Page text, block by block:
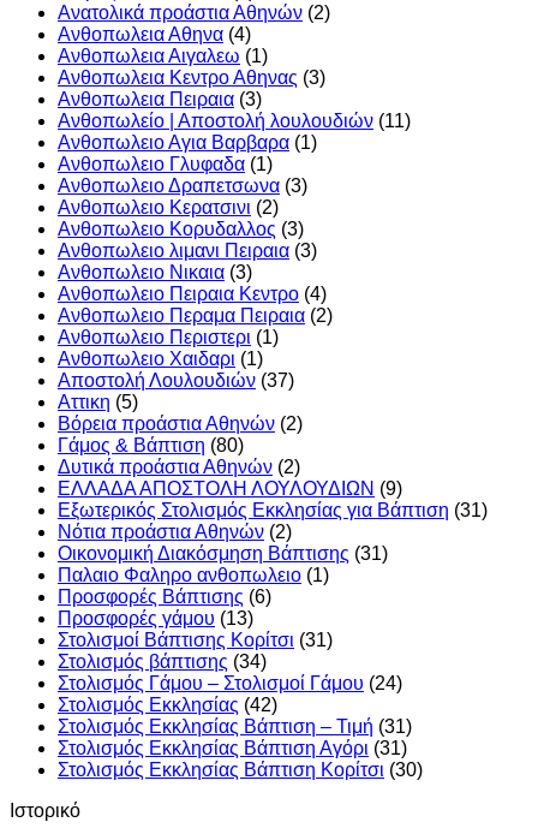
Ανατολικά προάστια Αθηνών (2)
Ανθοπωλεια Αθηνα (4)
Ανθοπωλεια Αιγαλεω (1)
Ανθοπωλεια Κεντρο Αθηνας (3)
Ανθοπωλεια Πειραια (3)
Ανθοπωλείο | Αποστολή λουλουδιών (11)
Ανθοπωλειο Αγια Βαρβαρα (1)
Ανθοπωλειο Γλυφαδα (1)
Ανθοπωλειο Δραπετσωνα (3)
Ανθοπωλειο Κερατσινι (2)
Ανθοπωλειο Κορυδαλλος (3)
Ανθοπωλειο λιμανι Πειραια (3)
Ανθοπωλειο Νικαια (3)
Ανθοπωλειο Πειραια Κεντρο (4)
Ανθοπωλειο Περαμα Πειραια (2)
Ανθοπωλειο Περιστερι (1)
Ανθοπωλειο Χαιδαρι (1)
Αποστολή Λουλουδιών (37)
Αττικη (5)
Βόρεια προάστια Αθηνών (2)
Γάμος & Βάπτιση (80)
Δυτικά προάστια Αθηνών (2)
ΕΛΛΑΔΑ ΑΠΟΣΤΟΛΗ ΛΟΥΛΟΥΔΙΩΝ (9)
Εξωτερικός Στολισμός Εκκλησίας για Βάπτιση (31)
Νότια προάστια Αθηνών (2)
Οικονομική Διακόσμηση Βάπτισης (31)
Παλαιο Φαληρο ανθοπωλειο (1)
Προσφορές Βάπτισης (6)
Προσφορές γάμου (13)
Στολισμοί Βάπτισης Κορίτσι (31)
Στολισμός βάπτισης (34)
Στολισμός Γάμου – Στολισμοί Γάμου (24)
Στολισμός Εκκλησίας (42)
Στολισμός Εκκλησίας Βάπτιση – Τιμή (31)
Στολισμός Εκκλησίας Βάπτιση Αγόρι (31)
Στολισμός Εκκλησίας Βάπτιση Κορίτσι (30)
Ιστορικό